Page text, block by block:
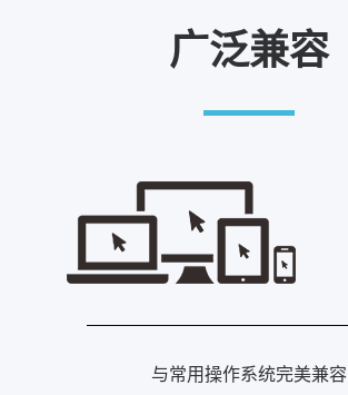
广泛兼容
与常用操作系统完美兼容